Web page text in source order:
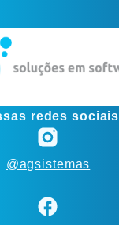
redes sociais
@agsistemas